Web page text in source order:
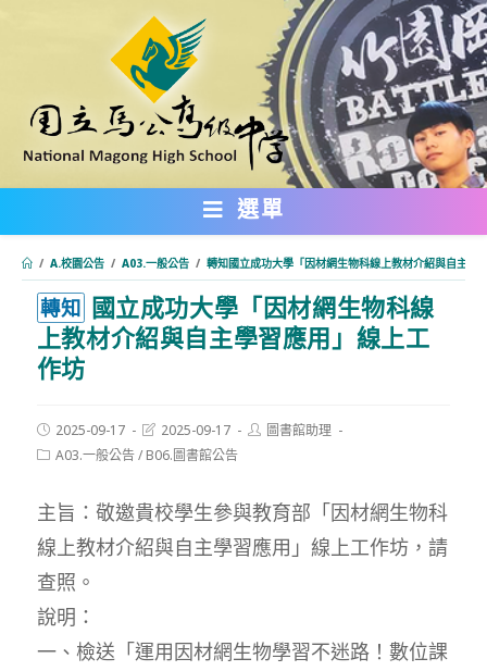
內
選單
/ A.校園公告 / A03.一般公告 / 轉知國立成功大學「因材網生物科線上教材介紹與自主學
轉知 國立成功大學「因材網生物科線
上教材介紹與自主學習應用」線上工
作坊
Post
published:
2025-09-17
Post
modified:
2025-09-17
Post圖書館助理
PostA03.一般公告/ B06.圖書館公告
主旨：敬邀貴校學生參與教育部「因材網生物科
線上教材介紹與自主學習應用」線上工作坊，請
查照。
說明：
一、檢送「運用因材網生物學習不迷路！數位課